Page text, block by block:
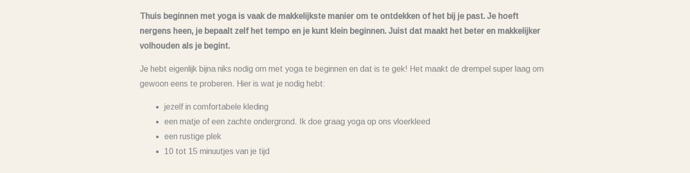
Thuis beginnen met yoga is vaak de makkelijkste manier om te ontdekken of het bij je past. Je hoeft
nergens heen, je bepaalt zelf het tempo en je kunt klein beginnen. Juist dat maakt het beter en makkelijker
volhouden als je begint.
Je hebt eigenlijk bijna niks nodig om met yoga te beginnen en dat is te gek! Het maakt de drempel super laag om
gewoon eens te proberen. Hier is wat je nodig hebt:
jezelf in comfortabele kleding
een matje of een zachte ondergrond. Ik doe graag yoga op ons vloerkleed
een rustige plek
10 tot 15 minuutjes van je tijd